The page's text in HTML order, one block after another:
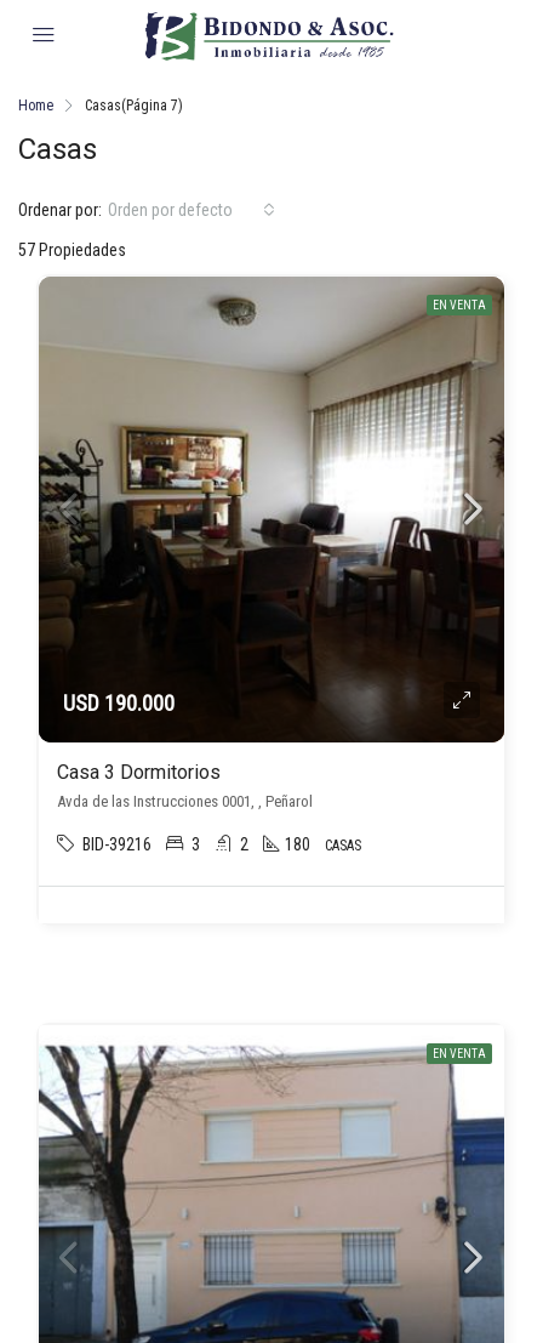
Home Casas(Página 7)
Casas
57 Propiedades
Ordenar por: Orden por defecto
EN VENTA
USD 190.000
Casa 3 Dormitorios
Avda de las Instrucciones 0001, , Peñarol
BID-39216 3 2 180 CASAS
EN VENTA